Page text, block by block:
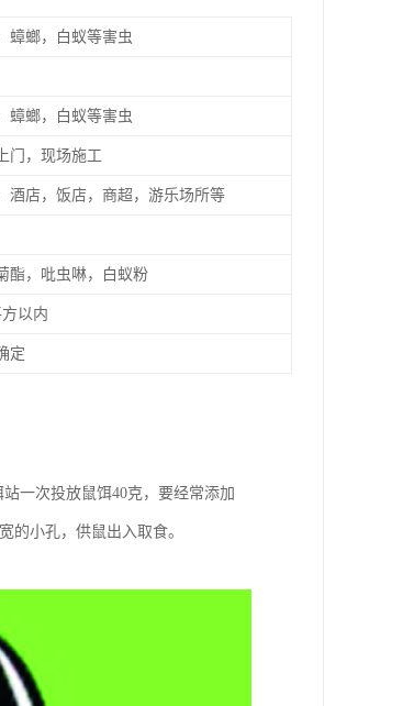
蟑螂，白蚁等害虫
蟑螂，白蚁等害虫
门，现场施工
酒店，饭店，商超，游乐场所等
酯，吡虫啉，白蚁粉
方以内
定
一次投放鼠饵40克，要经常添加
的小孔，供鼠出入取食。